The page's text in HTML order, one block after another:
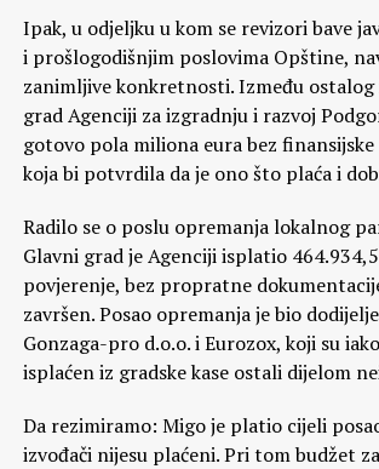
Ipak, u odjeljku u kom se revizori bave
i prošlogodišnjim poslovima Opštine,
zanimljive konkretnosti. Između ostalog
grad Agenciji za izgradnju i razvoj
gotovo pola miliona eura bez
koja bi potvrdila da je ono što plaća i
Radilo se o poslu opremanja lokalnog
Glavni grad je Agenciji isplatio
povjerenje, bez propratne
završen. Posao opremanja je bio
Gonzaga-pro d.o.o. i Eurozox, koji su
isplaćen iz gradske kase ostali dijelom
Da rezimiramo: Migo je platio cijeli
izvođači nijesu plaćeni. Pri tom budžet